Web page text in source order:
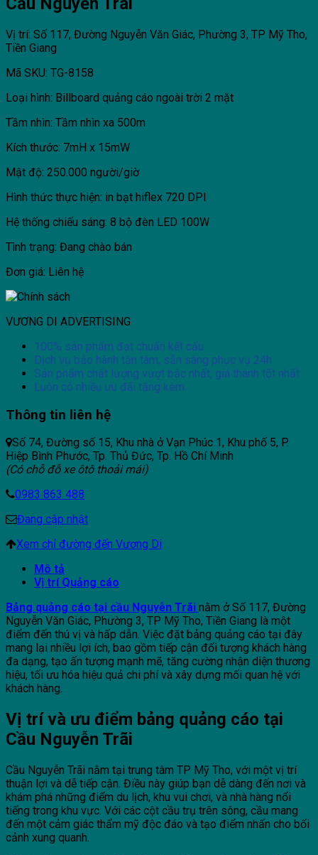
Vị trí: Số 117, Đường Nguyễn Văn Giác, Phường 3, TP Mỹ Tho,
Tiền Giang
Mã SKU: TG-8158
Loại hình: Billboard quảng cáo ngoài trời 2 mặt
Tầm nhìn: Tầm nhìn xa 500m
Kích thước: 7mH x 15mW
Mật độ: 250.000 người/giờ
Hình thức thực hiện: in bạt hiflex 720 DPI
Hệ thống chiếu sáng: 8 bộ đèn LED 100W
Tình trạng: Đang chào bán
Đơn giá: Liên hệ
VƯƠNG DI ADVERTISING
100% sản phẩm đạt chuẩn kết cấu
Dịch vụ bảo hành tận tâm, sẵn sàng phục vụ 24h
Sản phẩm chất lượng vượt bậc nhất, giá thành tốt nhất
Luôn có nhiều ưu đãi tặng kèm
Thông tin liên hệ
Số 74, Đường số 15, Khu nhà ở Vạn Phúc 1, Khu phố 5, P.
Hiệp Bình Phước, Tp. Thủ Đức, Tp. Hồ Chí Minh
(Có chỗ đỗ xe ôtô thoải mái)
0983 863 488
Đang cập nhật
Xem chỉ đường đến Vương Di
Mô tả
Vị trí Quảng cáo
Bảng quảng cáo tại cầu Nguyễn Trãi nằm ở Số 117, Đường
Nguyễn Văn Giác, Phường 3, TP Mỹ Tho, Tiền Giang là một
điểm đến thú vị và hấp dẫn. Việc đặt bảng quảng cáo tại đây
mang lại nhiều lợi ích, bao gồm tiếp cận đối tượng khách hàng
đa dạng, tạo ấn tượng mạnh mẽ, tăng cường nhận diện thương
hiệu, tối ưu hóa hiệu quả chi phí và xây dựng mối quan hệ với
khách hàng.
Vị trí và ưu điểm bảng quảng cáo tại
Cầu Nguyễn Trãi
Cầu Nguyễn Trãi nằm tại trung tâm TP Mỹ Tho, với một vị trí
thuận lợi và dễ tiếp cận. Điều này giúp bạn dễ dàng đến nơi và
khám phá những điểm du lịch, khu vui chơi, và nhà hàng nổi
tiếng trong khu vực. Với các cột cầu trụ trên sông, cầu mang
đến một cảm giác thẩm mỹ độc đáo và tạo điểm nhấn cho bối
cảnh xung quanh.